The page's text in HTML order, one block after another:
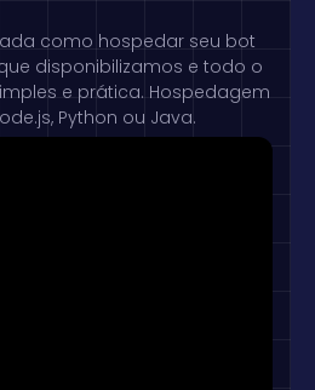
como hospedar seu bot
disponibilizamos e todo o
e prática. Hospedagem
Python ou Java.